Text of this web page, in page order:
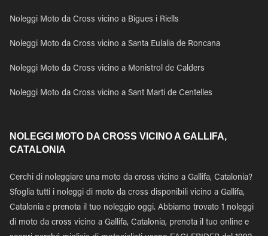
Noleggi Moto da Cross vicino a Bigues i Riells
Noleggi Moto da Cross vicino a Santa Eulalia de Roncana
Noleggi Moto da Cross vicino a Monistrol de Calders
Noleggi Moto da Cross vicino a Sant Marti de Centelles
NOLEGGI MOTO DA CROSS VICINO A GALLIFA,
CATALONIA
Cerchi di noleggiare una moto da cross vicino a Gallifa, Catalonia?
Sfoglia tutti i noleggi di moto da cross disponibili vicino a Gallifa,
Catalonia e prenota il tuo noleggio oggi. Abbiamo trovato 1 noleggi
di moto da cross vicino a Gallifa, Catalonia, prenota il tuo online e